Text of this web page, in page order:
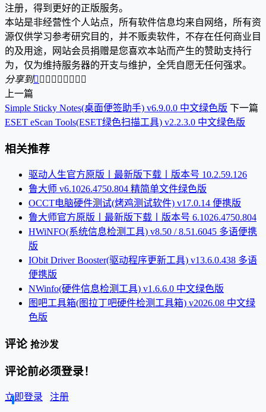
注册，得到更好的正版服务。
本站是非经营性个人站点，所有软件信息均来自网络，所有资
源仅供学习参考研究目的，并不贩卖软件，不存在任何商业目
的及用途，网站会员捐赠是您喜欢本站而产生的赞助支持行
为，仅为维持服务器的开支与维护，全凭自愿无任何强求。
分享到        
上一篇
Simple Sticky Notes(桌面便签助手) v6.9.0.0 中文绿色版 下一篇
ESET eScan Tools(ESET绿色扫描工具) v2.2.3.0 中文绿色版
相关推荐
驱动人生官方原版丨最新版下载丨版本号 10.2.59.126
鲁大师 v6.1026.4750.804 精简单文件绿色版
OCCT电脑硬件测试(烤鸡测试软件) v17.0.14 便携版
鲁大师官方原版丨最新版下载丨版本号 6.1026.4750.804
HWiNFO(系统信息检测工具) v8.50 / 8.51.6045 多语便携
版
IObit Driver Booster(驱动程序更新工具) v13.6.0.438 多语
便携版
NWinfo(硬件信息检测工具) v1.6.6.0 中文绿色版
图吧工具箱(图拉丁吧硬件检测工具箱) v2026.08 中文绿
色版
评论 抢沙发
评论前必须登录！
立即登录 注册